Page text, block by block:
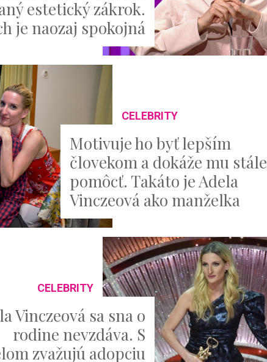
estetický zákrok.
je naozaj spokojná
CELEBRITY
Motivuje ho byť lepším
človekom a dokáže mu stále
pomôcť. Takáto je Adela
Vinczeová ako manželka
CELEBRITY
Vinczeová sa sna o
rodine nevzdáva. S
zvažujú adopciu